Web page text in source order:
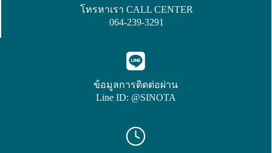
โทรหาเรา CALL CENTER
064-239-3291
ข้อมูลการติดต่อผ่าน
Line ID: @SINOTA